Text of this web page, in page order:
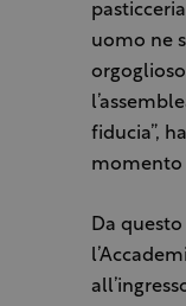
uomo ne
fiducia”,
momento
Da